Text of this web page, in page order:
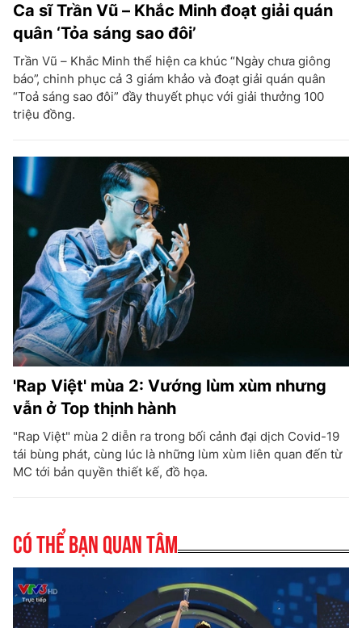
Ca sĩ Trần Vũ – Khắc Minh đoạt giải quán
quân ‘Tỏa sáng sao đôi’
Trần Vũ – Khắc Minh thể hiện ca khúc “Ngày chưa giông
báo”, chinh phục cả 3 giám khảo và đoạt giải quán quân
“Toả sáng sao đôi” đầy thuyết phục với giải thưởng 100
triệu đồng.
'Rap Việt' mùa 2: Vướng lùm xùm nhưng
vẫn ở Top thịnh hành
"Rap Việt" mùa 2 diễn ra trong bối cảnh đại dịch Covid-19
tái bùng phát, cùng lúc là những lùm xùm liên quan đến từ
MC tới bản quyền thiết kế, đồ họa.
Có thể bạn quan tâm